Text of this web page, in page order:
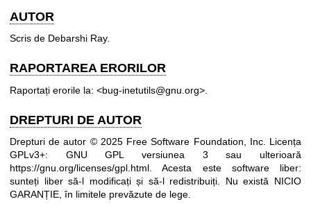
AUTOR
Scris de Debarshi Ray.
RAPORTAREA ERORILOR
Raportați erorile la: <bug-inetutils@gnu.org>.
DREPTURI DE AUTOR
Drepturi de autor © 2025 Free Software Foundation, Inc. Licența
GPLv3+: GNU GPL versiunea 3 sau ulterioară
https://gnu.org/licenses/gpl.html.Acesta este software liber:
sunteți liber să-l modificați și să-l redistribuiți. Nu există NICIO
GARANȚIE, în limitele prevăzute de lege.